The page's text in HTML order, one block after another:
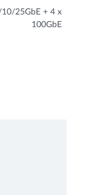
25GbE + 4 x
100GbE